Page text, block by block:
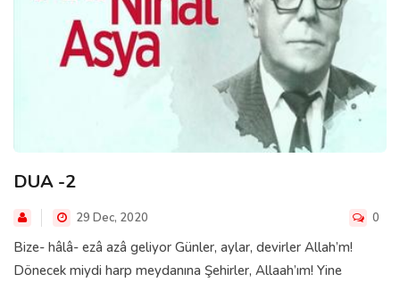
DUA -2
29 Dec, 2020 0
Bize- hâlâ- ezâ azâ geliyor Günler, aylar, devirler Allah’m!
Dönecek miydi harp meydanına Şehirler, Allaah’ım! Yine